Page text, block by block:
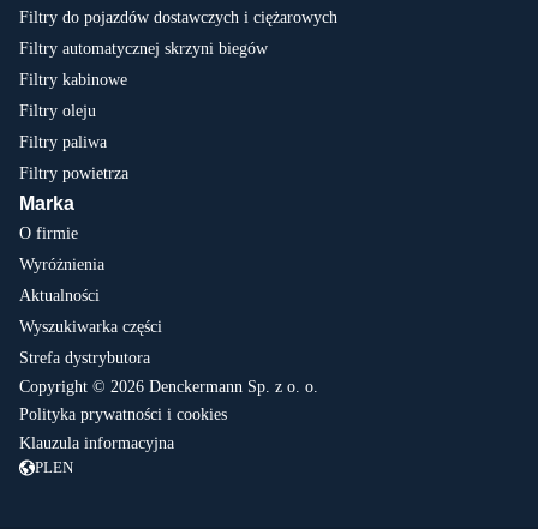
Filtry do pojazdów dostawczych i ciężarowych
Filtry automatycznej skrzyni biegów
Filtry kabinowe
Filtry oleju
Filtry paliwa
Filtry powietrza
Marka
O firmie
Wyróżnienia
Aktualności
Wyszukiwarka części
Strefa dystrybutora
Copyright © 2026 Denckermann Sp. z o. o.
Polityka prywatności i cookies
Klauzula informacyjna
PLEN